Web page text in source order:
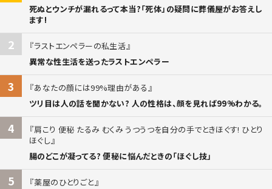
死ぬとウンチが漏れるって本当?「死体」の疑問に葬儀屋がお答えし
ます!
2
ラストエンペラーの私生活
異常な性生活を送ったラストエンペラー
3
あなたの顔には99%理由がある
ツリ目は人の話を聞かない? 人の性格は、顔を見れば99%わかる。
4
肩こり 便秘 たるみ むくみ うつうつを自分の手でときほぐす! ひとり
ほぐし
腸のどこが凝ってる? 便秘に悩んだときの「ほぐし技」
5
薬屋のひとりごと